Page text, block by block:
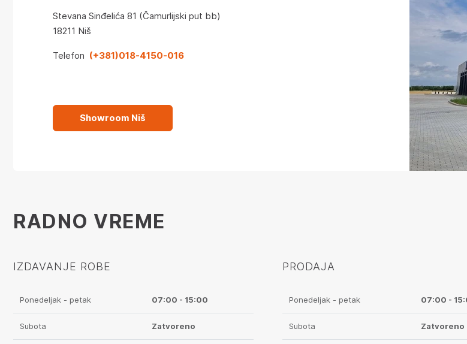
Stevana Sinđelića 81 (Čamurlijski put bb)
18211 Niš
Telefon (+381)018-4150-016
Showroom Niš
RADNO VREME
IZDAVANJE ROBE
Ponedeljak - petak 07:00 - 15:00
Subota Zatvoreno
PRODAJA
Ponedeljak - petak 07:00 -
Subota Zatvoreno